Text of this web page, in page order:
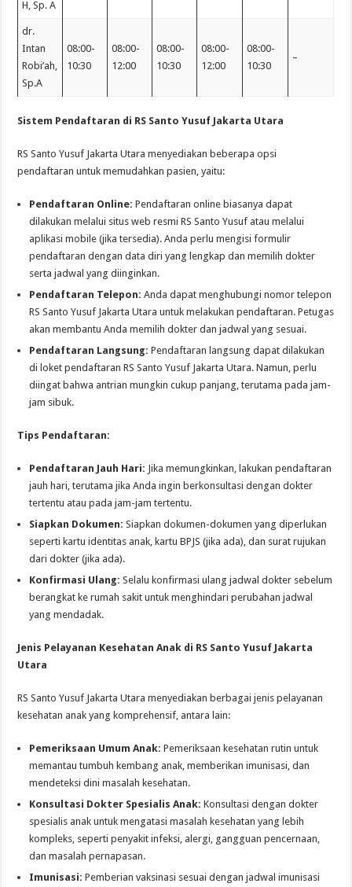
H, Sp. A
dr.
Intan
Robi’ah,
Sp.A
08:00-
10:30
08:00-
12:00
08:00-
10:30
08:00-
12:00
08:00-
10:30
–
Sistem Pendaftaran di RS Santo Yusuf Jakarta Utara
RS Santo Yusuf Jakarta Utara menyediakan beberapa opsi
pendaftaran untuk memudahkan pasien, yaitu:
Pendaftaran Online: Pendaftaran online biasanya dapat
dilakukan melalui situs web resmi RS Santo Yusuf atau melalui
aplikasi mobile (jika tersedia). Anda perlu mengisi formulir
pendaftaran dengan data diri yang lengkap dan memilih dokter
serta jadwal yang diinginkan.
Pendaftaran Telepon: Anda dapat menghubungi nomor telepon
RS Santo Yusuf Jakarta Utara untuk melakukan pendaftaran. Petugas
akan membantu Anda memilih dokter dan jadwal yang sesuai.
Pendaftaran Langsung: Pendaftaran langsung dapat dilakukan
di loket pendaftaran RS Santo Yusuf Jakarta Utara. Namun, perlu
diingat bahwa antrian mungkin cukup panjang, terutama pada jam-
jam sibuk.
Tips Pendaftaran:
Pendaftaran Jauh Hari: Jika memungkinkan, lakukan pendaftaran
jauh hari, terutama jika Anda ingin berkonsultasi dengan dokter
tertentu atau pada jam-jam tertentu.
Siapkan Dokumen: Siapkan dokumen-dokumen yang diperlukan
seperti kartu identitas anak, kartu BPJS (jika ada), dan surat rujukan
dari dokter (jika ada).
Konfirmasi Ulang: Selalu konfirmasi ulang jadwal dokter sebelum
berangkat ke rumah sakit untuk menghindari perubahan jadwal
yang mendadak.
Jenis Pelayanan Kesehatan Anak di RS Santo Yusuf Jakarta
Utara
RS Santo Yusuf Jakarta Utara menyediakan berbagai jenis pelayanan
kesehatan anak yang komprehensif, antara lain:
Pemeriksaan Umum Anak: Pemeriksaan kesehatan rutin untuk
memantau tumbuh kembang anak, memberikan imunisasi, dan
mendeteksi dini masalah kesehatan.
Konsultasi Dokter Spesialis Anak: Konsultasi dengan dokter
spesialis anak untuk mengatasi masalah kesehatan yang lebih
kompleks, seperti penyakit infeksi, alergi, gangguan pencernaan,
dan masalah pernapasan.
Imunisasi: Pemberian vaksinasi sesuai dengan jadwal imunisasi